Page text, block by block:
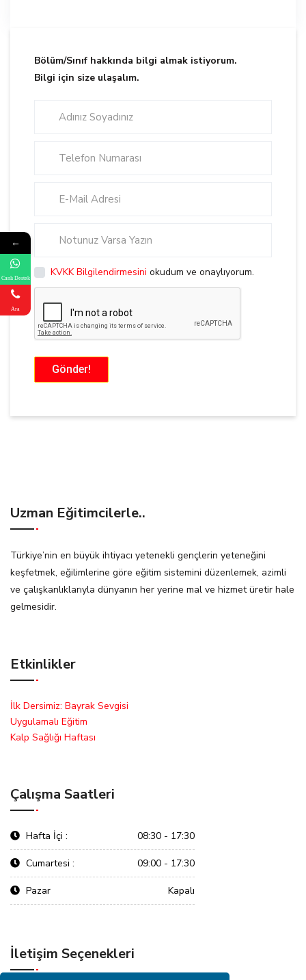
Bölüm/Sınıf hakkında bilgi almak istiyorum.
Bilgi için size ulaşalım.
KVKK Bilgilendirmesini okudum ve onaylıyorum.
Gönder!
Uzman Eğitimcilerle..
Türkiye’nin en büyük ihtiyacı yetenekli gençlerin yeteneğini
keşfetmek, eğilimlerine göre eğitim sistemini düzenlemek, azimli
ve çalışkanlıklarıyla dünyanın her yerine mal ve hizmet üretir hale
gelmesidir.
Etkinlikler
İlk Dersimiz: Bayrak Sevgisi
Uygulamalı Eğitim
Kalp Sağlığı Haftası
Çalışma Saatleri
Hafta İçi : 08:30 - 17:30
Cumartesi : 09:00 - 17:30
Pazar Kapalı
İletişim Seçenekleri
←
Canlı Destek
Ara